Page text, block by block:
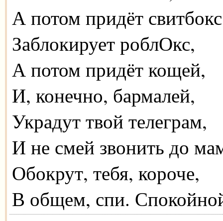
А потом придёт
Заблокирует роблОкс,
А потом придёт кощей,
И, конечно, бармалей,
Украдут твой телеграм,
И не смей звонить до
Обокрут, тебя, короче,
В общем, спи.